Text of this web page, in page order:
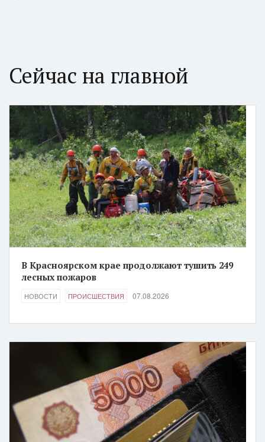
Сейчас на главной
В Красноярском крае продолжают тушить 249
лесных пожаров
НОВОСТИ ПРОИСШЕСТВИЯ 07.08.2026